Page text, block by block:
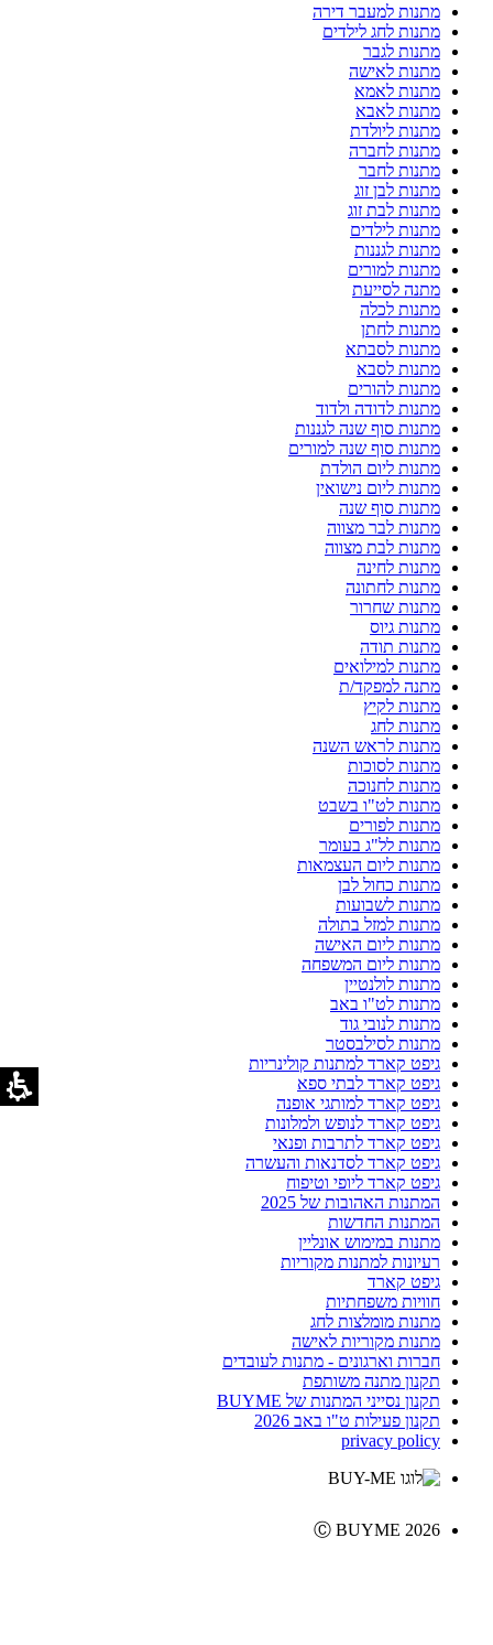
מתנות למעבר דירה
מתנות לחג לילדים
מתנות לגבר
מתנות לאישה
מתנות לאמא
מתנות לאבא
מתנות ליולדת
מתנות לחברה
מתנות לחבר
מתנות לבן זוג
מתנות לבת זוג
מתנות לילדים
מתנות לגננות
מתנות למורים
מתנה לסייעת
מתנות לכלה
מתנות לחתן
מתנות לסבתא
מתנות לסבא
מתנות להורים
מתנות לדודה ולדוד
מתנות סוף שנה לגננות
מתנות סוף שנה למורים
מתנות ליום הולדת
מתנות ליום נישואין
מתנות סוף שנה
מתנות לבר מצווה
מתנות לבת מצווה
מתנות לחינה
מתנות לחתונה
מתנות שחרור
מתנות גיוס
מתנות תודה
מתנות למילואים
מתנה למפקד/ת
מתנות לקיץ
מתנות לחג
מתנות לראש השנה
מתנות לסוכות
מתנות לחנוכה
מתנות לט"ו בשבט
מתנות לפורים
מתנות לל"ג בעומר
מתנות ליום העצמאות
מתנות כחול לבן
מתנות לשבועות
מתנות למזל בתולה
מתנות ליום האישה
מתנות ליום המשפחה
מתנות לולנטיין
מתנות לט"ו באב
מתנות לנובי גוד
מתנות לסילבסטר
גיפט קארד למתנות קולינריות
גיפט קארד לבתי ספא
גיפט קארד למותגי אופנה
גיפט קארד לנופש ולמלונות
גיפט קארד לתרבות ופנאי
גיפט קארד לסדנאות והעשרה
גיפט קארד ליופי וטיפוח
המתנות האהובות של 2025
המתנות החדשות
מתנות במימוש אונליין
רעיונות למתנות מקוריות
גיפט קארד
חוויות משפחתיות
מתנות מומלצות לחג
מתנות מקוריות לאישה
חברות וארגונים - מתנות לעובדים
תקנון מתנה משותפת
תקנון נסייני המתנות של BUYME
תקנון פעילות ט"ו באב 2026
privacy policy
Ⓒ BUYME 2026